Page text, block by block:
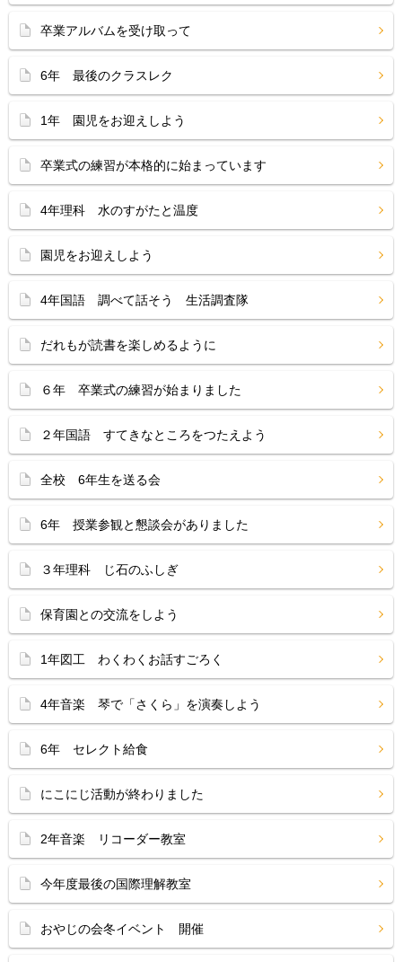
卒業アルバムを受け取って
6年 最後のクラスレク
1年 園児をお迎えしよう
卒業式の練習が本格的に始まっています
4年理科 水のすがたと温度
園児をお迎えしよう
4年国語 調べて話そう 生活調査隊
だれもが読書を楽しめるように
６年 卒業式の練習が始まりました
２年国語 すてきなところをつたえよう
全校 6年生を送る会
6年 授業参観と懇談会がありました
３年理科 じ石のふしぎ
保育園との交流をしよう
1年図工 わくわくお話すごろく
4年音楽 琴で「さくら」を演奏しよう
6年 セレクト給食
にこにじ活動が終わりました
2年音楽 リコーダー教室
今年度最後の国際理解教室
おやじの会冬イベント 開催